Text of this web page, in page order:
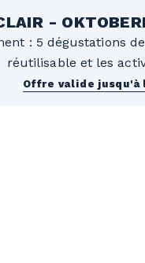
-
: 5 dégustations
réutilisable et les
Offre valide jusqu'à